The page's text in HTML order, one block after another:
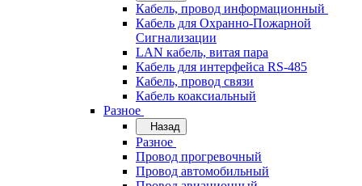
Кабель, провод информационный
Кабель для Охранно-Пожарной
Сигнализации
LAN кабель, витая пара
Кабель для интерфейса RS-485
Кабель, провод связи
Кабель коаксиальный
Разное
Назад
Разное
Провод прогревочный
Провод автомобильный